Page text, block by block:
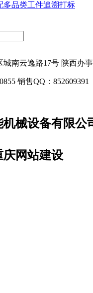
多品类工件追溯打标
南云逸路17号 陕西办
销售QQ：852609391
械设备有限公
网站建设